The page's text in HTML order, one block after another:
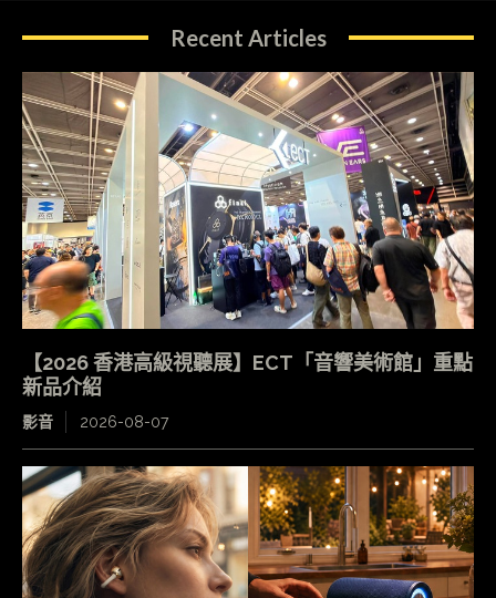
Recent Articles
【2026 香港高級視聽展】ECT「音響美術館」重點
新品介紹
影音 2026-08-07